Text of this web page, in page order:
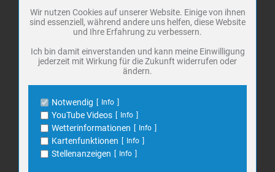
Stadt Bad
Frankenhausen
Markt 1
Telefon: 034671 7 20 0
E-Mail:info@bad-frankenhausen.de
Search
Name
PHP Session Cookie
Anbieter
Eigentümer dieser Website
Schutz
Cookie Name
PHPSESSID, fe_typo_user
Name
Cookiespeicherung Entscheidungscookie
Anbieter
Eigentümer dieser Website
Zweck
Speichert die Einstellungen der Besucher
bezüglich der Speicherung von Cookies.
Cookie Name
dywc
Wir nutzen Cookies auf unserer Website. Einige von ihnen
sind essenziell, während andere uns helfen, diese Website
und Ihre Erfahrung zu verbessern.
Ich bin damit einverstanden und kann meine Einwilligung
jederzeit mit Wirkung für die Zukunft widerrufen oder
ändern.
Notwendig Info
YouTube Videos Info
Wetterinformationen Info
Kartenfunktionen Info
Stellenanzeigen Info